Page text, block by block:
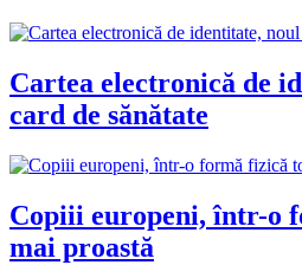
Cartea electronică de
card de sănătate
Copiii europeni, într-o
mai proastă